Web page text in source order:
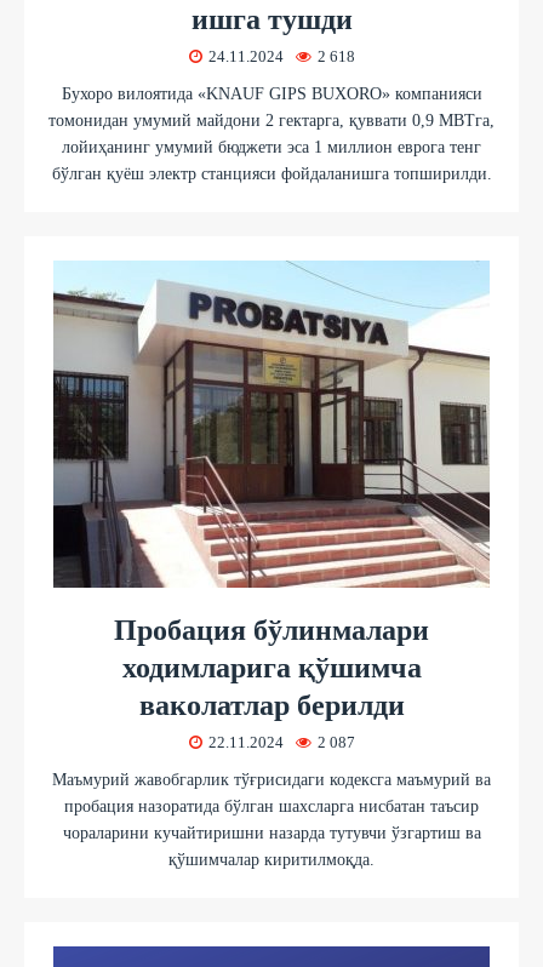
ишга тушди
24.11.2024 2 618
Бухоро вилоятида «KNAUF GIPS BUXORO» компанияси
томонидан умумий майдони 2 гектарга, қуввати 0,9 МВТга,
лойиҳанинг умумий бюджети эса 1 миллион еврога тенг
бўлган қуёш электр станцияси фойдаланишга топширилди.
Пробация бўлинмалари
ходимларига қўшимча
ваколатлар берилди
22.11.2024 2 087
Маъмурий жавобгарлик тўғрисидаги кодексга маъмурий ва
пробация назоратида бўлган шахсларга нисбатан таъсир
чораларини кучайтиришни назарда тутувчи ўзгартиш ва
қўшимчалар киритилмоқда.